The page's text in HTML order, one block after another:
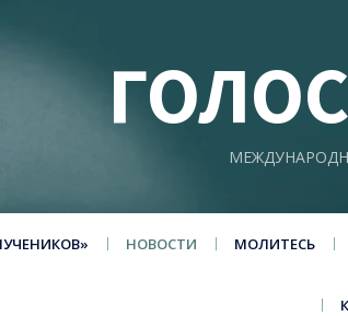
НОВОСТИ МОЛИТЕСЬ